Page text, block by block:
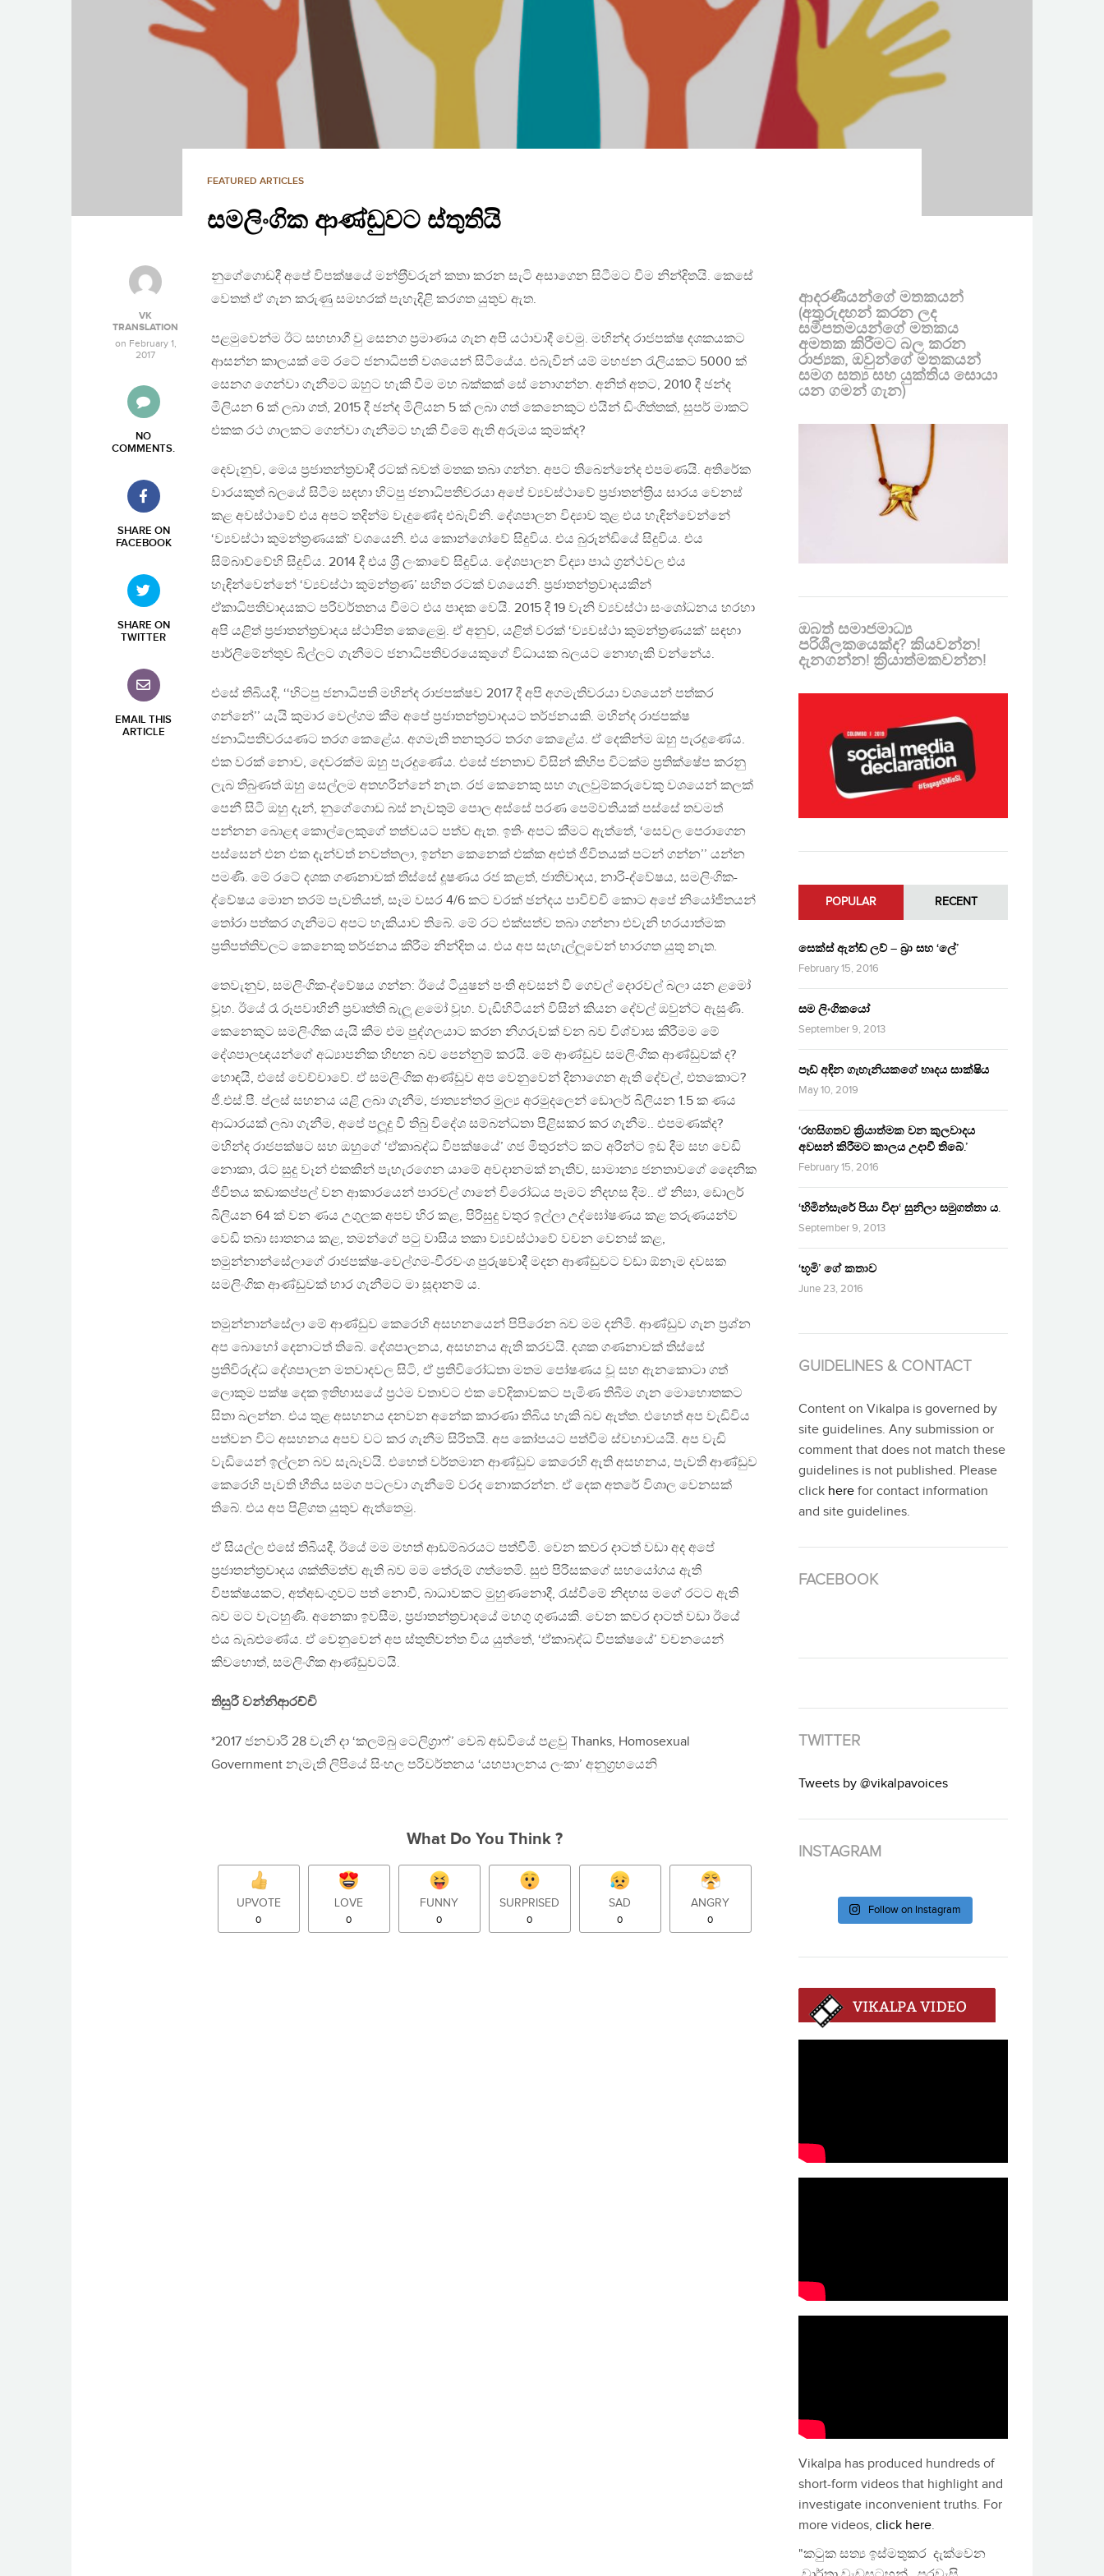
FEATURED ARTICLES
සමලිංගික ආණ්ඩුවට ස්තුතියි
VK
TRANSLATION
on February 1,
2017
NO
COMMENTS.
SHARE ON
FACEBOOK
SHARE ON
TWITTER
EMAIL THIS
ARTICLE
නුගේගොඩදී අපේ විපක්ෂයේ මන්ත‍්‍රීවරුන් කතා කරන සැටි අසාගෙන සිටීමට වීම නින්දිතයි. කෙසේ
වෙතත් ඒ ගැන කරුණු සමහරක් පැහැදිළි කරගත යුතුව ඇත.
පළමුවෙන්ම ඊට සහභාගී වු සෙනග ප‍්‍රමාණය ගැන අපි යථාවාදී වෙමු. මහින්ද රාජපක්ෂ දශකයකට
ආසන්න කාලයක් මේ රටේ ජනාධිපති වශයෙන් සිටියේය. එබැවින් යම් මහජන රැලියකට 5000 ක්
සෙනග ගෙන්වා ගැනීමට ඔහුට හැකි වීම මහ බක්කක් සේ නොගන්න. අනිත් අතට, 2010 දී ඡන්ද
මිලියන 6 ක් ලබා ගත්, 2015 දී ඡන්ද මිලියන 5 ක් ලබා ගත් කෙනෙකුට එයින් ඩිංගිත්තක්, සුපර් මාකට්
එකක රථ ගාලකට ගෙන්වා ගැනීමට හැකි වීමේ ඇති අරුමය කුමක්ද?
දෙවැනුව, මෙය ප‍්‍රජාතන්ත‍්‍රවාදී රටක් බවත් මතක තබා ගන්න. අපට තිබෙන්නේද එපමණයි. අතිරේක
වාරයකුත් බලයේ සිටීම සඳහා හිටපු ජනාධිපතිවරයා අපේ ව්‍යවස්ථාවේ ප‍්‍රජාතන්ත‍්‍රිය සාරය වෙනස්
කළ අවස්ථාවේ එය අපට තදින්ම වැදුණේද එබැවිනි. දේශපාලන විද්‍යාව තුළ එය හැඳින්වෙන්නේ
‘ව්‍යවස්ථා කුමන්ත‍්‍රණයක්’ වශයෙනි. එය කොන්ගෝවේ සිදුවිය. එය බුරුන්ඩියේ සිදුවිය. එය
සිම්බාව්වේහි සිදුවිය. 2014 දී එය ශ‍්‍රී ලංකාවේ සිදුවිය. දේශපාලන විද්‍යා පාඨ ග‍්‍රන්ථවල එය
හැඳින්වෙන්නේ ‘ව්‍යවස්ථා කුමන්ත‍්‍රණ’ සහිත රටක් වශයෙනි. ප‍්‍රජාතන්ත‍්‍රවාදයකින්
ඒකාධිපතිවාදයකට පරිවර්තනය වීමට එය පාදක වෙයි. 2015 දී 19 වැනි ව්‍යවස්ථා සංශෝධනය හරහා
අපි යළිත් ප‍්‍රජාතන්ත‍්‍රවාදය ස්ථාපිත කෙළෙමු. ඒ අනුව, යළිත් වරක් ‘ව්‍යවස්ථා කුමන්ත‍්‍රණයක්’ සඳහා
පාර්ලිමේන්තුව බිල්ලට ගැනීමට ජනාධිපතිවරයෙකුගේ විධායක බලයට නොහැකි වන්නේය.
එසේ තිබියදී, ‘‘හිටපු ජනාධිපති මහින්ද රාජපක්ෂව 2017 දී අපි අගමැතිවරයා වශයෙන් පත්කර
ගන්නේ’’ යැයි කුමාර වෙල්ගම කීම අපේ ප‍්‍රජාතන්ත‍්‍රවාදයට තර්ජනයකි. මහින්ද රාජපක්ෂ
ජනාධිපතිවරයණට තරග කෙළේය. අගමැති තනතුරට තරග කෙළේය. ඒ දෙකින්ම ඔහු පැරදුණේය.
එක වරක් නොව, දෙවරක්ම ඔහු පැරදුණේය. එසේ ජනතාව විසින් කිහිප විටක්ම ප‍්‍රතික්ෂේප කරනු
ලැබ තිබුණත් ඔහු සෙල්ලම අතහරින්නේ නැත. රජ කෙනෙකු සහ ගැලවුම්කරුවෙකු වශයෙන් කලක්
පෙනී සිටි ඔහු දැන්, නුගේගොඩ බස් නැවතුම් පොල අස්සේ පරණ පෙම්වතියක් පස්සේ තවමත්
පන්නන බොළඳ කොල්ලෙකුගේ තත්වයට පත්ව ඇත. ඉතිං අපට කීමට ඇත්තේ, ‘සෙවල පෙරාගෙන
පස්සෙන් එන එක දැන්වත් නවත්තලා, ඉන්න කෙනෙක් එක්ක අළුත් ජීවිතයක් පටන් ගන්න’’ යන්න
පමණි. මේ රටේ දශක ගණනාවක් තිස්සේ දූෂණය රජ කළත්, ජාතිවාදය, නාරි-ද්වේෂය, සමලිංගික-
ද්වේෂය මොන තරම් පැවතියත්, සෑම වසර 4/6 කට වරක් ඡන්දය පාවිච්චි කොට අපේ නියෝජිතයන්
තෝරා පත්කර ගැනීමට අපට හැකියාව තිබේ. මේ රට එක්සත්ව තබා ගන්නා එවැනි හරයාත්මක
ප‍්‍රතිපත්තිවලට කෙනෙකු තර්ජනය කිරීම නින්දිත ය. එය අප සැහැල්ලූවෙන් භාරගත යුතු නැත.
තෙවැනුව, සමලිංගික-ද්වේෂය ගන්න: ඊයේ ටියුෂන් පංති අවසන් වී ගෙවල් දොරවල් බලා යන ළමෝ
වූහ. ඊයේ රෑ රූපවාහිනී ප‍්‍රවෘත්ති බැලූ ළමෝ වූහ. වැඩිහිටියන් විසින් කියන දේවල් ඔවුන්ට ඇසුණි.
කෙනෙකුට සමලිංගික යැයි කීම එම පුද්ගලයාට කරන නිගරුවක් වන බව විශ්වාස කිරීමම මේ
දේශපාලඥයන්ගේ අධ්‍යාපනික හිඟන බව පෙන්නුම් කරයි. මේ ආණ්ඩුව සමලිංගික ආණ්ඩුවක් ද?
හොඳයි, එසේ වෙච්චාවේ. ඒ සමලිංගික ආණ්ඩුව අප වෙනුවෙන් දිනාගෙන ඇති දේවල්, එතකොට?
ජී.එස්.පී. ප්ලස් සහනය යළි ලබා ගැනීම, ජාත්‍යන්තර මුල්‍ය අරමුදලෙන් ඩොලර් බිලියන 1.5 ක ණය
ආධාරයක් ලබා ගැනීම, අපේ පලූදු වී තිබු විදේශ සම්බන්ධතා පිළිසකර කර ගැනීම.. එපමණක්ද?
මහින්ද රාජපක්ෂට සහ ඔහුගේ ‘ඒකාබද්ධ විපක්ෂයේ’ ගජ මිතුරන්ට කට අරින්ට ඉඩ දීම සහ වෙඩි
නොකා, රෑට සුදු වෑන් එකකින් පැහැරගෙන යාමේ අවදානමක් නැතිව, සාමාන්‍ය ජනතාවගේ දෛනික
ජීවිතය කඩාකප්පල් වන ආකාරයෙන් පාරවල් ගානේ විරෝධය පෑමට නිදහස දීම.. ඒ නිසා, ඩොලර්
බිලියන 64 ක් වන ණය උගුලක අපව හිර කළ, පිරිසුදු වතුර ඉල්ලා උද්ඝෝෂණය කළ තරුණයන්ව
වෙඩි තබා ඝාතනය කළ, තමන්ගේ පටු වාසිය තකා ව්‍යවස්ථාවේ වචන වෙනස් කළ,
තමුන්නාන්සේලාගේ රාජපක්ෂ-වෙල්ගම-වීරවංශ පුරුෂවාදී මදන ආණ්ඩුවට වඩා ඕනෑම දවසක
සමලිංගික ආණ්ඩුවක් භාර ගැනීමට මා සූදානම් ය.
තමුන්නාන්සේලා මේ ආණ්ඩුව කෙරෙහි අසහනයෙන් පිපිරෙන බව මම දනිමි. ආණ්ඩුව ගැන ප‍්‍රශ්න
අප බොහෝ දෙනාටත් තිබේ. දේශපාලනය, අසහනය ඇති කරවයි. දශක ගණනාවක් තිස්සේ
ප‍්‍රතිවිරුද්ධ දේශපාලන මතවාදවල සිටි, ඒ ප‍්‍රතිවිරෝධතා මතම පෝෂණය වූ සහ ඇනකොටා ගත්
ලොකුම පක්ෂ දෙක ඉතිහාසයේ ප‍්‍රථම වතාවට එක වේදිකාවකට පැමිණ තිබීම ගැන මොහොතකට
සිතා බලන්න. එය තුළ අසහනය දනවන අනේක කාරණා තිබිය හැකි බව ඇත්ත. එහෙත් අප වැඩිවිය
පත්වන විට අසහනය අපව වට කර ගැනීම සිරිතයි. අප කෝපයට පත්වීම ස්වභාවයයි. අප වැඩි
වැඩියෙන් ඉල්ලන බව සැබෑවයි. එහෙත් වර්තමාන ආණ්ඩුව කෙරෙහි ඇති අසහනය, පැවති ආණ්ඩුව
කෙරෙහි පැවති භීතිය සමග පටලවා ගැනීමේ වරද නොකරන්න. ඒ දෙක අතරේ විශාල වෙනසක්
තිබේ. එය අප පිළිගත යුතුව ඇත්තෙමු.
ඒ සියල්ල එසේ තිබියදී, ඊයේ මම මහත් ආඩම්බරයට පත්වීමි. වෙන කවර දාටත් වඩා අද අපේ
ප‍්‍රජාතන්ත‍්‍රවාදය ශක්තිමත්ව ඇති බව මම තේරුම් ගත්තෙමි. සුළු පිරිසකගේ සහයෝගය ඇති
විපක්ෂයකට, අත්අඩංගුවට පත් නොවී, බාධාවකට මුහුණනොදී, රැස්වීමේ නිදහස මගේ රටට ඇති
බව මට වැටහුණි. අනෙකා ඉවසීම, ප‍්‍රජාතන්ත‍්‍රවාදයේ මහගු ගුණයකි. වෙන කවර දාටත් වඩා ඊයේ
එය බැබළුණේය. ඒ වෙනුවෙන් අප ස්තුතිවන්ත විය යුත්තේ, ‘ඒකාබද්ධ විපක්ෂයේ’ වචනයෙන්
කිවහොත්, සමලිංගික ආණ්ඩුවටයි.
තිසුරී වන්නිආරච්චි
*2017 ජනවාරි 28 වැනි දා ‘කලම්බු ටෙලිග‍්‍රාෆ්’ වෙබ් අඩවියේ පළවු Thanks, Homosexual
Government නැමැති ලිපියේ සිංහල පරිවර්තනය ‘යහපාලනය ලංකා’ අනුග‍්‍රහයෙනි
What Do You Think ?
UPVOTE
0
LOVE
0
FUNNY
0
SURPRISED
0
SAD
0
ANGRY
0
ආදරණීයන්ගේ මතකයන්
(අතුරුදහන් කරන ලද
සමීපතමයන්ගේ මතකය
අමතක කිරීමට බල කරන
රාජ්‍යක, ඔවුන්ගේ මතකයන්
සමග සත්‍ය සහ යුක්තිය සොයා
යන ගමන් ගැන)
ඔබත් සමාජමාධ්‍ය
පරිශීලකයෙක්ද? කියවන්න!
දැනගන්න! ක්‍රියාත්මකවන්න!
POPULAR RECENT
සෙක්ස් ඇන්ඩ් ලව් – බ්‍රා සහ ‘ලේ’
February 15, 2016
සම ලිංගිකයෝ
September 9, 2013
පෑඩ් අඳින ගැහැනියකගේ හෘදය සාක්ෂිය
May 10, 2019
‘රහසිගතව ක්‍රියාත්මක වන කුලවාදය
අවසන් කිරීමට කාලය උදාවී තිබේ.’
February 15, 2016
‘හිමින්සැරේ පියා විදා‘ සුනිලා සමුගත්තා ය.
September 9, 2013
‘භූමි’ ගේ කතාව
June 23, 2016
GUIDELINES & CONTACT
Content on Vikalpa is governed by
site guidelines. Any submission or
comment that does not match these
guidelines is not published. Please
click here for contact information
and site guidelines.
FACEBOOK
TWITTER
Tweets by @vikalpavoices
INSTAGRAM
Follow on Instagram
Vikalpa has produced hundreds of
short-form videos that highlight and
investigate inconvenient truths. For
more videos, click here.
"කටුක සත්‍ය ඉස්මතුකර දැක්වෙන